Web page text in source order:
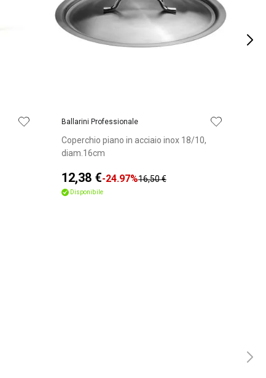
Ballarini Professionale
Coperchio piano in acciaio inox 18/10,
diam.16cm
12,38 € 16,50 €
-24.97%
Disponibile